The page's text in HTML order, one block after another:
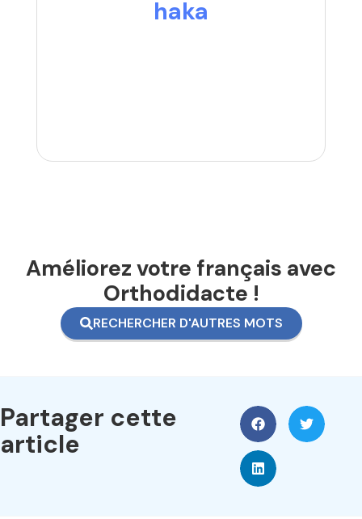
haka
Améliorez votre français avec
Orthodidacte !
RECHERCHER D'AUTRES MOTS
Partager cette
article